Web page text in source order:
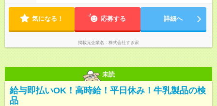
気になる！ 応募する 詳細へ
掲載元企業名 株式会社すき家
未読
給与即払いOK！高時給！平日休み！牛乳製品の検
品